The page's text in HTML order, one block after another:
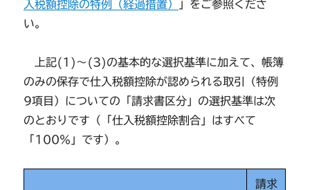
入税額控除の特例（経過措置）
」をご参照くださ
い。
上記(1)～(3)の基本的な選択基準に加えて、帳簿
のみの保存で仕入税額控除が認められる取引（特例
9項目）についての「請求書区分」の選択基準は次
のとおりです（「仕入税額控除割合」はすべて
「100％」です）。
請求